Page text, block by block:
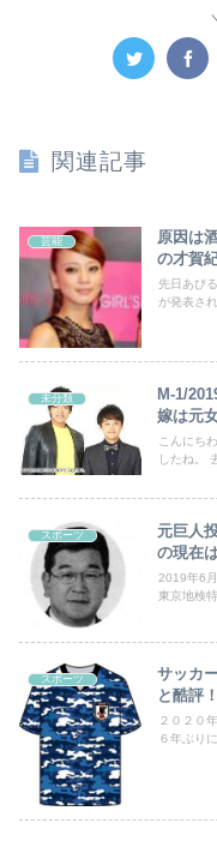
関連記事
芸能
原因は
の才賀
先日あび
が発表さ
未分類
M-1/
嫁は元
こんにち
したね。
スポーツ
元巨人
の現在
2019年6
東京地検
スポーツ
サッカ
と酷評
２０２０
６年ぶり